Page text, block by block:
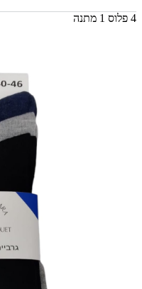
4 פלוס 1 מתנה